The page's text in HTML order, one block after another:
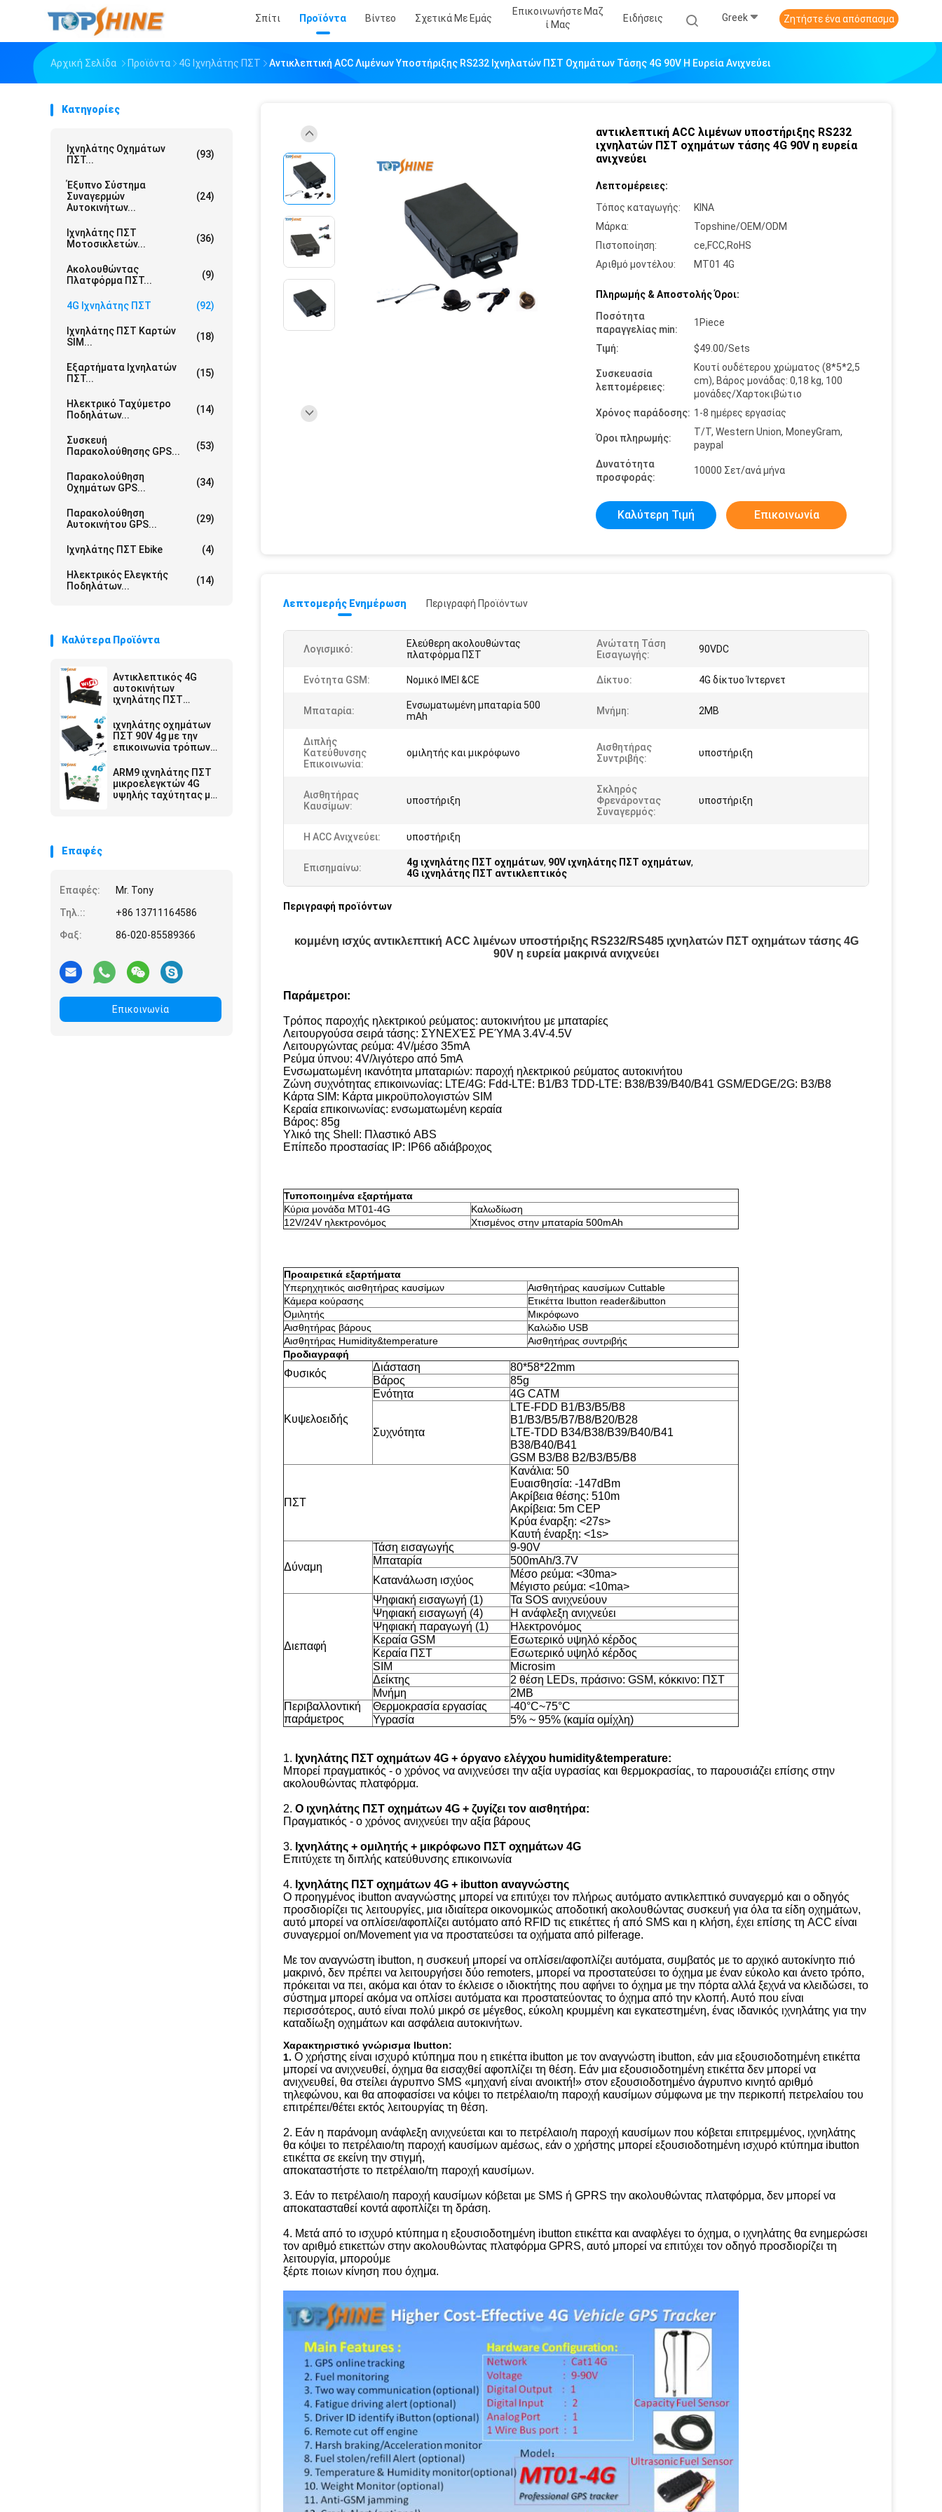
Σπίτι Προϊόντα Βίντεο Σχετικά Με Εμάς
Επικοινωνήστε Μαζ
Ί Μας
Ειδήσεις Greek Ζητήστε ένα απόσπασμα
Αρχική Σελίδα Προϊόντα 4G Ιχνηλάτης ΠΣΤ Αντικλεπτική ACC Λιμένων Υποστήριξης RS232 Ιχνηλατών ΠΣΤ Οχημάτων Τάσης 4G 90V Η Ευρεία Ανιχνεύει
Κατηγορίες
Ιχνηλάτης Οχημάτων
ΠΣΤ...
(93)
Έξυπνο Σύστημα
Συναγερμών
Αυτοκινήτων...
(24)
Ιχνηλάτης ΠΣΤ
Μοτοσικλετών...
(36)
Ακολουθώντας
Πλατφόρμα ΠΣΤ...
(9)
4G Ιχνηλάτης ΠΣΤ (92)
Ιχνηλάτης ΠΣΤ Καρτών
SIM...
(18)
Εξαρτήματα Ιχνηλατών
ΠΣΤ...
(15)
Ηλεκτρικό Ταχύμετρο
Ποδηλάτων...
(14)
Συσκευή
Παρακολούθησης GPS...
(53)
Παρακολούθηση
Οχημάτων GPS...
(34)
Παρακολούθηση
Αυτοκινήτου GPS...
(29)
Ιχνηλάτης ΠΣΤ Ebike (4)
Ηλεκτρικός Ελεγκτής
Ποδηλάτων...
(14)
Καλύτερα Προϊόντα
Αντικλεπτικός 4G
αυτοκινήτων
ιχνηλάτης ΠΣΤ
πολυ τηλεοπτικό
έλεγχο καμερών
ιχνηλάτης οχημάτων
ΠΣΤ 90V 4g με την
επικοινωνία τρόπων
καυσίμων καμερών
συναγερμών κούρασης
οδηγών
ARM9 ιχνηλάτης ΠΣΤ
μικροελεγκτών 4G
υψηλής ταχύτητας με
Επαφές
Επαφές:
Mr. Tony
Τηλ.::
+86 13711164586
Φαξ:
86-020-85589366
Επικοινωνία
αντικλεπτική ACC λιμένων υποστήριξης RS232
ιχνηλατών ΠΣΤ οχημάτων τάσης 4G 90V η ευρεία
ανιχνεύει
Λεπτομέρειες:
Τόπος καταγωγής:
ΚΙΝΑ
Μάρκα:
Topshine/OEM/ODM
Πιστοποίηση:
ce,FCC,RoHS
Αριθμό μοντέλου:
MT01 4G
Πληρωμής & Αποστολής Όροι:
Ποσότητα
παραγγελίας min:
1Piece
Τιμή: $49.00/Sets
Συσκευασία
λεπτομέρειες:
Κουτί ουδέτερου χρώματος (8*5*2,5
cm), Βάρος μονάδας: 0,18 kg, 100
μονάδες/Χαρτοκιβώτιο
Χρόνος παράδοσης: 1-8 ημέρες εργασίας
Όροι πληρωμής:
T/T, Western Union, MoneyGram,
paypal
Δυνατότητα
προσφοράς:
10000 Σετ/ανά μήνα
Καλύτερη Τιμή Επικοινωνία
Λεπτομερής Ενημέρωση Περιγραφή Προϊόντων
Λογισμικό:
Ελεύθερη ακολουθώντας
πλατφόρμα ΠΣΤ
Ανώτατη Τάση
Εισαγωγής:
90VDC
Ενότητα GSM: Νομικό IMEI &CE Δίκτυο: 4G δίκτυο Ίντερνετ
Μπαταρία:
Ενσωματωμένη μπαταρία 500
mAh
Μνήμη: 2MB
Διπλής
Κατεύθυνσης
Επικοινωνία:
ομιλητής και μικρόφωνο
Αισθητήρας
Συντριβής:
υποστήριξη
Αισθητήρας
Καυσίμων:
υποστήριξη
Σκληρός
Φρενάροντας
Συναγερμός:
υποστήριξη
Η ACC Ανιχνεύει: υποστήριξη
Επισημαίνω: 4g ιχνηλάτης ΠΣΤ οχημάτων, 90V ιχνηλάτης ΠΣΤ οχημάτων,
4G ιχνηλάτης ΠΣΤ αντικλεπτικός
Περιγραφή προϊόντων
κομμένη ισχύς αντικλεπτική ACC λιμένων υποστήριξης RS232/RS485 ιχνηλατών ΠΣΤ οχημάτων τάσης 4G
90V η ευρεία μακρινά ανιχνεύει
Παράμετροι:
Τρόπος παροχής ηλεκτρικού ρεύματος: αυτοκινήτου με μπαταρίες
Λειτουργούσα σειρά τάσης: ΣΥΝΕΧΈΣ ΡΕΎΜΑ 3.4V-4.5V
Λειτουργώντας ρεύμα: 4V/μέσο 35mA
Ρεύμα ύπνου: 4V/λιγότερο από 5mA
Ενσωματωμένη ικανότητα μπαταριών: παροχή ηλεκτρικού ρεύματος αυτοκινήτου
Ζώνη συχνότητας επικοινωνίας: LTE/4G: Fdd-LTE: B1/B3 TDD-LTE: B38/B39/B40/B41 GSM/EDGE/2G: B3/B8
Κάρτα SIM: Κάρτα μικροϋπολογιστών SIM
Κεραία επικοινωνίας: ενσωματωμένη κεραία
Βάρος: 85g
Υλικό της Shell: Πλαστικό ABS
Επίπεδο προστασίας IP: IP66 αδιάβροχος
Τυποποιημένα εξαρτήματα
Κύρια μονάδα MT01-4G
Καλωδίωση
12V/24V ηλεκτρονόμος
Χτισμένος στην μπαταρία 500mAh
Προαιρετικά εξαρτήματα
Υπερηχητικός αισθητήρας καυσίμων
Αισθητήρας καυσίμων Cuttable
Κάμερα κούρασης
Ετικέττα Ibutton reader&ibutton
Ομιλητής
Μικρόφωνο
Αισθητήρας βάρους
Καλώδιο USB
Αισθητήρας Humidity&temperature
Αισθητήρας συντριβής
Προδιαγραφή
Φυσικός
Διάσταση
80*58*22mm
Βάρος
85g
Κυψελοειδής
Ενότητα 4G CATM
Συχνότητα
LTE-FDD B1/B3/B5/B8
B1/B3/B5/B7/B8/B20/B28
LTE-TDD B34/B38/B39/B40/B41
B38/B40/B41
GSM B3/B8 B2/B3/B5/B8
ΠΣΤ
Κανάλια: 50
Ευαισθησία: -147dBm
Ακρίβεια θέσης: 510m
Ακρίβεια: 5m CEP
Κρύα έναρξη: <27s>
Καυτή έναρξη: <1s>
Δύναμη
Τάση εισαγωγής
9-90V
Μπαταρία
500mAh/3.7V
Κατανάλωση ισχύος
Μέσο ρεύμα: <30ma>
Μέγιστο ρεύμα: <10ma>
Διεπαφή
Ψηφιακή εισαγωγή (1)
Τα SOS ανιχνεύουν
Ψηφιακή εισαγωγή (4)
Η ανάφλεξη ανιχνεύει
Ψηφιακή παραγωγή (1)
Ηλεκτρονόμος
Κεραία GSM
Εσωτερικό υψηλό κέρδος
Κεραία ΠΣΤ
Εσωτερικό υψηλό κέρδος
SIM
Microsim
Δείκτης
2 θέση LEDs, πράσινο: GSM, κόκκινο: ΠΣΤ
Μνήμη
2MB
Περιβαλλοντική
παράμετρος
Θερμοκρασία εργασίας
-40°C~75°C
Υγρασία
5% ~ 95% (καμία ομίχλη)
1. Ιχνηλάτης ΠΣΤ οχημάτων 4G + όργανο ελέγχου humidity&temperature:
Μπορεί πραγματικός - ο χρόνος να ανιχνεύσει την αξία υγρασίας και θερμοκρασίας, το παρουσιάζει επίσης στην
ακολουθώντας πλατφόρμα.
2. Ο ιχνηλάτης ΠΣΤ οχημάτων 4G + ζυγίζει τον αισθητήρα:
Πραγματικός - ο χρόνος ανιχνεύει την αξία βάρους
3. Ιχνηλάτης + ομιλητής + μικρόφωνο ΠΣΤ οχημάτων 4G
Επιτύχετε τη διπλής κατεύθυνσης επικοινωνία
4. Ιχνηλάτης ΠΣΤ οχημάτων 4G + ibutton αναγνώστης
Ο προηγμένος ibutton αναγνώστης μπορεί να επιτύχει τον πλήρως αυτόματο αντικλεπτικό συναγερμό και ο οδηγός
προσδιορίζει τις λειτουργίες, μια ιδιαίτερα οικονομικώς αποδοτική ακολουθώντας συσκευή για όλα τα είδη οχημάτων,
αυτό μπορεί να οπλίσει/αφοπλίζει αυτόματο από RFID τις ετικέττες ή από SMS και η κλήση, έχει επίσης τη ACC είναι
συναγερμοί on/Movement για να προστατεύσει τα οχήματα από pilferage.
Με τον αναγνώστη ibutton, η συσκευή μπορεί να οπλίσει/αφοπλίζει αυτόματα, συμβατός με το αρχικό αυτοκίνητο πιό
μακρινό, δεν πρέπει να λειτουργήσει δύο remoters, μπορεί να προστατεύσει το όχημα με έναν εύκολο και άνετο τρόπο,
πρόκειται να πει, ακόμα και όταν το έκλεισε ο ιδιοκτήτης που αφήνει το όχημα με την πόρτα αλλά ξεχνά να κλειδώσει, το
σύστημα μπορεί ακόμα να οπλίσει αυτόματα και προστατεύοντας το όχημα από την κλοπή. Αυτό που είναι
περισσότερος, αυτό είναι πολύ μικρό σε μέγεθος, εύκολη κρυμμένη και εγκατεστημένη, ένας ιδανικός ιχνηλάτης για την
καταδίωξη οχημάτων και ασφάλεια αυτοκινήτων.
Χαρακτηριστικό γνώρισμα Ibutton:
1. Ο χρήστης είναι ισχυρό κτύπημα που η ετικέττα ibutton με τον αναγνώστη ibutton, εάν μια εξουσιοδοτημένη ετικέττα
μπορεί να ανιχνευθεί, όχημα θα εισαχθεί αφοπλίζει τη θέση. Εάν μια εξουσιοδοτημένη ετικέττα δεν μπορεί να
ανιχνευθεί, θα στείλει άγρυπνο SMS «μηχανή είναι ανοικτή!» στον εξουσιοδοτημένο άγρυπνο κινητό αριθμό
τηλεφώνου, και θα αποφασίσει να κόψει το πετρέλαιο/τη παροχή καυσίμων σύμφωνα με την περικοπή πετρελαίου του
επιτρέπει/θέτει εκτός λειτουργίας τη θέση.
2. Εάν η παράνομη ανάφλεξη ανιχνεύεται και το πετρέλαιο/η παροχή καυσίμων που κόβεται επιτρεμμένος, ιχνηλάτης
θα κόψει το πετρέλαιο/τη παροχή καυσίμων αμέσως, εάν ο χρήστης μπορεί εξουσιοδοτημένη ισχυρό κτύπημα ibutton
ετικέττα σε εκείνη την στιγμή,
αποκαταστήστε το πετρέλαιο/τη παροχή καυσίμων.
3. Εάν το πετρέλαιο/η παροχή καυσίμων κόβεται με SMS ή GPRS την ακολουθώντας πλατφόρμα, δεν μπορεί να
αποκατασταθεί κοντά αφοπλίζει τη δράση.
4. Μετά από το ισχυρό κτύπημα η εξουσιοδοτημένη ibutton ετικέττα και αναφλέγει το όχημα, ο ιχνηλάτης θα ενημερώσει
τον αριθμό ετικεττών στην ακολουθώντας πλατφόρμα GPRS, αυτό μπορεί να επιτύχει τον οδηγό προσδιορίζει τη
λειτουργία, μπορούμε
ξέρτε ποιων κίνηση που όχημα.